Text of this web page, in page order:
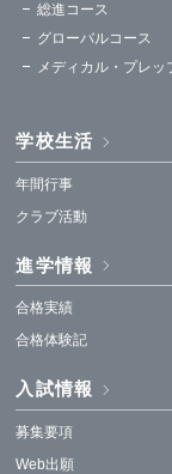
総進コース
グローバルコース
メディカル・プレッ
学校生活
年間行事
クラブ活動
進学情報
合格実績
合格体験記
入試情報
募集要項
Web出願